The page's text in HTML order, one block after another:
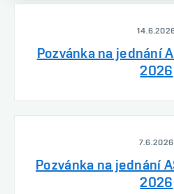
Pozvánka na jednání
2026
7.6.2026
Pozvánka na jednání
2026